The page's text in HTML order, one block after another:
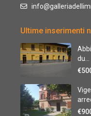
Ultime inserimenti
du...